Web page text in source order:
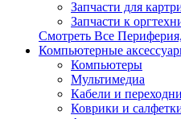
Запчасти для
Запчасти к
Смотреть Все
Компьютерные
Компьютеры
Мультимедиа
Кабели и
Коврики и